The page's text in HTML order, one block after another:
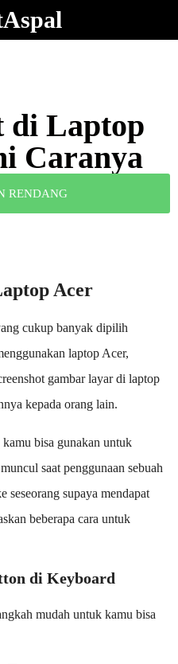
di Laptop
Caranya
RENDANG
Acer
cukup banyak dipilih
laptop Acer,
gambar layar di laptop
kepada orang lain.
bisa gunakan untuk
saat penggunaan sebuah
seseorang supaya mendapat
beberapa cara untuk
di Keyboard
mudah untuk kamu bisa